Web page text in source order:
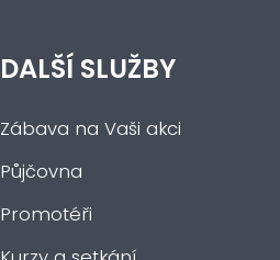
DALŠÍ SLUŽBY
Zábava na Vaši akci
Půjčovna
Promotéři